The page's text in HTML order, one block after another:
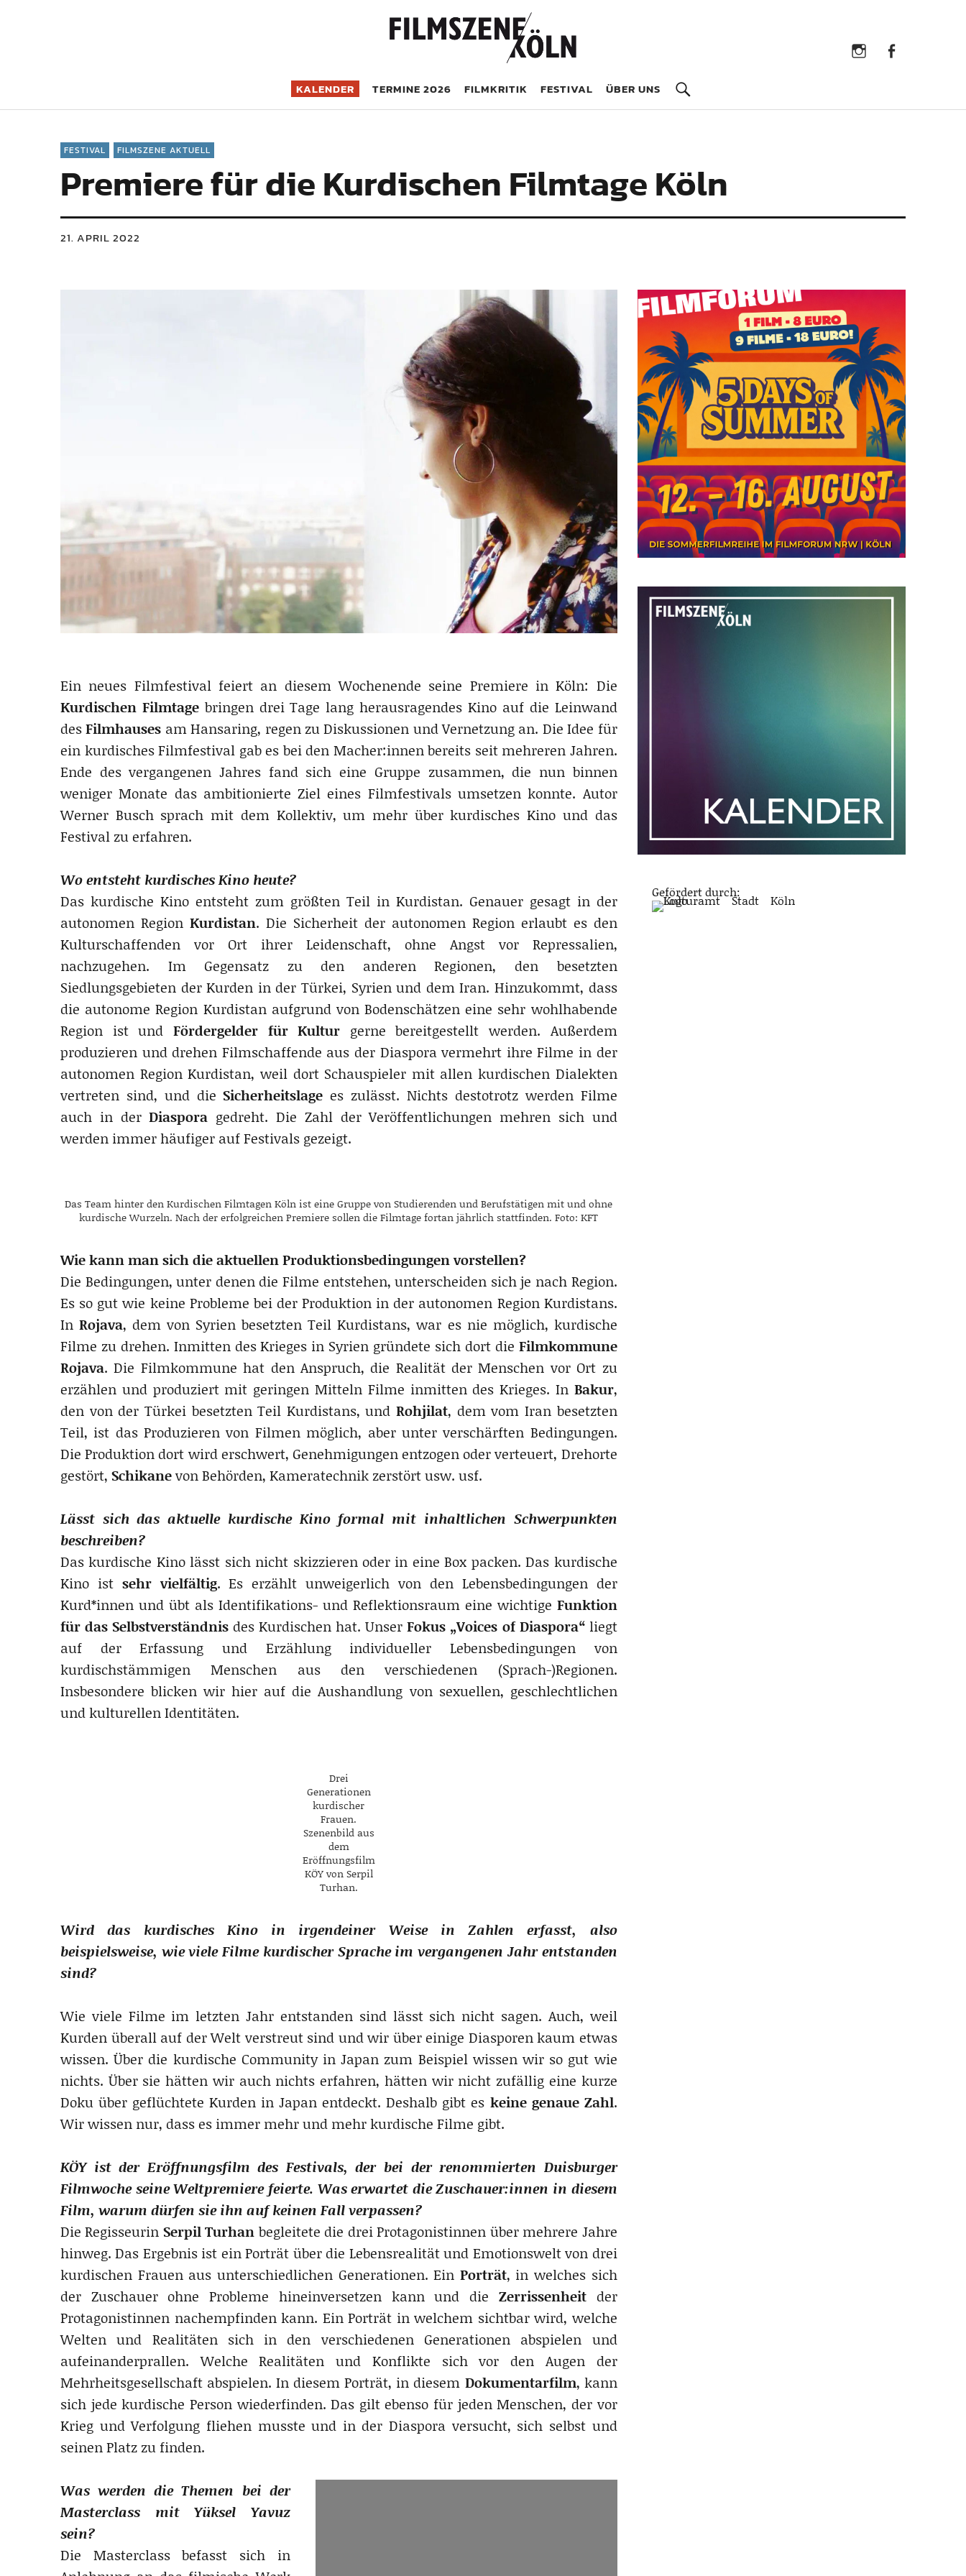
KALENDER TERMINE 2026 FILMKRITIK FESTIVAL ÜBER UNS
FESTIVAL FILMSZENE AKTUELL
Premiere für die Kurdischen Filmtage Köln
21. APRIL 2022
Ein neues Filmfestival feiert an diesem Wochenende seine Premiere in Köln: Die
Kurdischen Filmtagebringen drei Tage lang herausragendes Kino auf die Leinwand
desFilmhauses am Hansaring, regen zu Diskussionen und Vernetzung an. Die Idee für
ein kurdisches Filmfestival gab es bei den Macher:innen bereits seit mehreren Jahren.
Ende des vergangenen Jahres fand sich eine Gruppe zusammen, die nun binnen
weniger Monate das ambitionierte Ziel eines Filmfestivals umsetzen konnte. Autor
Werner Busch sprach mit dem Kollektiv, um mehr über kurdisches Kino und das
Festival zu erfahren.
Wo entsteht kurdisches Kino heute?
Das kurdische Kino entsteht zum größten Teil in Kurdistan. Genauer gesagt in der
autonomen Region Kurdistan. Die Sicherheit der autonomen Region erlaubt es den
Kulturschaffenden vor Ort ihrer Leidenschaft, ohne Angst vor Repressalien,
nachzugehen. Im Gegensatz zu den anderen Regionen, den besetzten
Siedlungsgebieten der Kurden in der Türkei, Syrien und dem Iran. Hinzukommt, dass
die autonome Region Kurdistan aufgrund von Bodenschätzen eine sehr wohlhabende
Region ist und Fördergelder für Kultur gerne bereitgestellt werden. Außerdem
produzieren und drehen Filmschaffende aus der Diaspora vermehrt ihre Filme in der
autonomen Region Kurdistan, weil dort Schauspieler mit allen kurdischen Dialekten
vertreten sind, und dieSicherheitslagees zulässt. Nichts destotrotz werden Filme
auch in derDiaspora gedreht. Die Zahl der Veröffentlichungen mehren sich und
werden immer häufiger auf Festivals gezeigt.
Das Team hinter den Kurdischen Filmtagen Köln ist eine Gruppe von Studierenden und Berufstätigen mit und ohne
kurdische Wurzeln. Nach der erfolgreichen Premiere sollen die Filmtage fortan jährlich stattfinden. Foto: KFT
Wie kann man sich die aktuellen Produktionsbedingungen vorstellen?
Die Bedingungen, unter denen die Filme entstehen, unterscheiden sich je nach Region.
Es so gut wie keine Probleme bei der Produktion in der autonomen Region Kurdistans.
InRojava, dem von Syrien besetzten Teil Kurdistans, war es nie möglich, kurdische
Filme zu drehen. Inmitten des Krieges in Syrien gründete sich dort die Filmkommune
Rojava. Die Filmkommune hat den Anspruch, die Realität der Menschen vor Ort zu
erzählen und produziert mit geringen Mitteln Filme inmitten des Krieges. In Bakur,
den von der Türkei besetzten Teil Kurdistans, undRohjilat, dem vom Iran besetzten
Teil, ist das Produzieren von Filmen möglich, aber unter verschärften Bedingungen.
Die Produktion dort wird erschwert, Genehmigungen entzogen oder verteuert, Drehorte
gestört, Schikanevon Behörden, Kameratechnik zerstört usw. usf.
Lässt sich das aktuelle kurdische Kino formal mit inhaltlichen Schwerpunkten
beschreiben?
Das kurdische Kino lässt sich nicht skizzieren oder in eine Box packen. Das kurdische
Kino ist sehr vielfältig. Es erzählt unweigerlich von den Lebensbedingungen der
Kurd*innen und übt als Identifikations- und Reflektionsraum eine wichtige Funktion
für das Selbstverständnis des Kurdischen hat. UnserFokus „Voices of Diaspora“liegt
auf der Erfassung und Erzählung individueller Lebensbedingungen von
kurdischstämmigen Menschen aus den verschiedenen (Sprach-)Regionen.
Insbesondere blicken wir hier auf die Aushandlung von sexuellen, geschlechtlichen
und kulturellen Identitäten.
Drei
Generationen
kurdischer
Frauen.
Szenenbild aus
dem
Eröffnungsfilm
KÖY von Serpil
Turhan.
Wird das kurdisches Kino in irgendeiner Weise in Zahlen erfasst, also
beispielsweise, wie viele Filme kurdischer Sprache im vergangenen Jahr entstanden
sind?
Wie viele Filme im letzten Jahr entstanden sind lässt sich nicht sagen. Auch, weil
Kurden überall auf der Welt verstreut sind und wir über einige Diasporen kaum etwas
wissen. Über die kurdische Community in Japan zum Beispiel wissen wir so gut wie
nichts. Über sie hätten wir auch nichts erfahren, hätten wir nicht zufällig eine kurze
Doku über geflüchtete Kurden in Japan entdeckt. Deshalb gibt es keine genaue Zahl.
Wir wissen nur, dass es immer mehr und mehr kurdische Filme gibt.
KÖY ist der Eröffnungsfilm des Festivals, der bei der renommierten Duisburger
Filmwoche seine Weltpremiere feierte. Was erwartet die Zuschauer:innen in diesem
Film, warum dürfen sie ihn auf keinen Fall verpassen?
Die Regisseurin Serpil Turhan begleitete die drei Protagonistinnen über mehrere Jahre
hinweg. Das Ergebnis ist ein Porträt über die Lebensrealität und Emotionswelt von drei
kurdischen Frauen aus unterschiedlichen Generationen. Ein Porträt, in welches sich
der Zuschauer ohne Probleme hineinversetzen kann und die Zerrissenheit der
Protagonistinnen nachempfinden kann. Ein Porträt in welchem sichtbar wird, welche
Welten und Realitäten sich in den verschiedenen Generationen abspielen und
aufeinanderprallen. Welche Realitäten und Konflikte sich vor den Augen der
Mehrheitsgesellschaft abspielen. In diesem Porträt, in diesem Dokumentarfilm, kann
sich jede kurdische Person wiederfinden. Das gilt ebenso für jeden Menschen, der vor
Krieg und Verfolgung fliehen musste und in der Diaspora versucht, sich selbst und
seinen Platz zu finden.
Was werden die Themen bei der
Masterclass mit Yüksel Yavuz
sein?
Die Masterclass befasst sich in
Gefördert durch: